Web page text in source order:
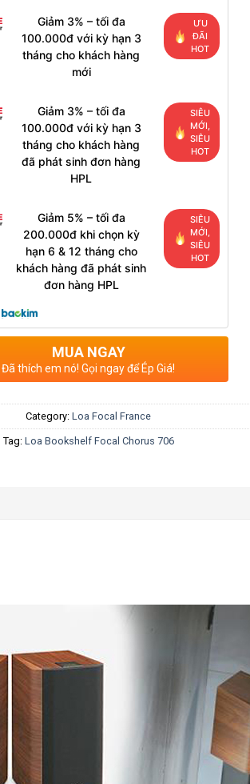
Giảm 3% – tối đa
100.000đ với kỳ hạn 3
tháng cho khách hàng
mới
ƯU
ĐÃI
HOT
Giảm 3% – tối đa
100.000đ với kỳ hạn 3
tháng cho khách hàng
đã phát sinh đơn hàng
HPL
SIÊU
MỚI,
SIÊU
HOT
Giảm 5% – tối đa
200.000đ khi chọn kỳ
hạn 6 & 12 tháng cho
khách hàng đã phát sinh
đơn hàng HPL
SIÊU
MỚI,
SIÊU
HOT
MUA NGAY
Đã thích em nó! Gọi ngay để Ép Giá!
Category:Loa Focal France
Tag: Loa Bookshelf Focal Chorus 706